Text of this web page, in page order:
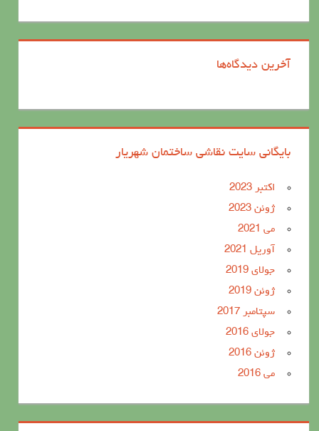
آخرین دیدگاه‌ها
بایگانی سایت نقاشی ساختمان شهریار
اکتبر 2023
ژوئن 2023
می 2021
آوریل 2021
جولای 2019
ژوئن 2019
سپتامبر 2017
جولای 2016
ژوئن 2016
می 2016